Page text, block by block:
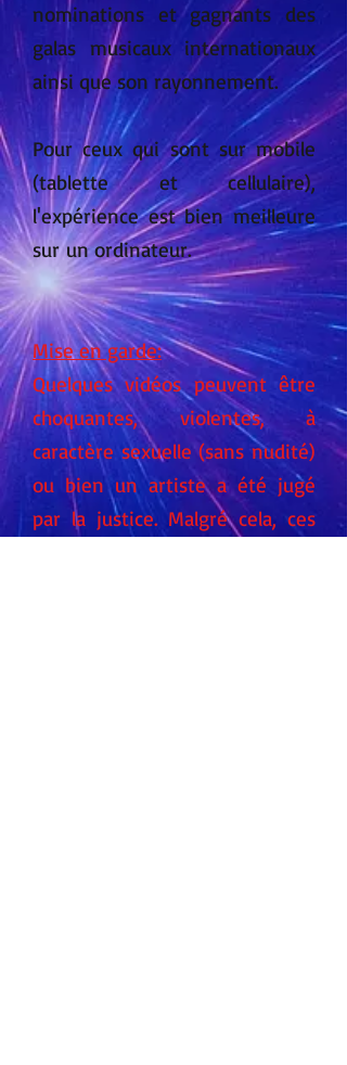
nominations et gagnants des
galas musicaux internationaux
ainsi que son rayonnement.
Pour ceux qui sont sur mobile
(tablette et cellulaire),
l'expérience est bien meilleure
sur un ordinateur.
Mise en garde:
Quelques vidéos peuvent être
choquantes, violentes, à
caractère sexuelle (sans nudité)
ou bien un artiste a été jugé
par la justice. Malgré cela, ces